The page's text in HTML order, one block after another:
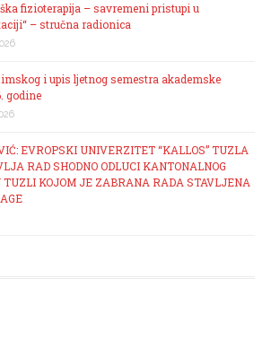
fizioterapija – savremeni pristupi u
– stručna radionica
i upis ljetnog semestra akademske
godine
EVROPSKI UNIVERZITET “KALLOS” TUZLA
RAD SHODNO ODLUCI KANTONALNOG
TUZLI KOJOM JE ZABRANA RADA STAVLJENA